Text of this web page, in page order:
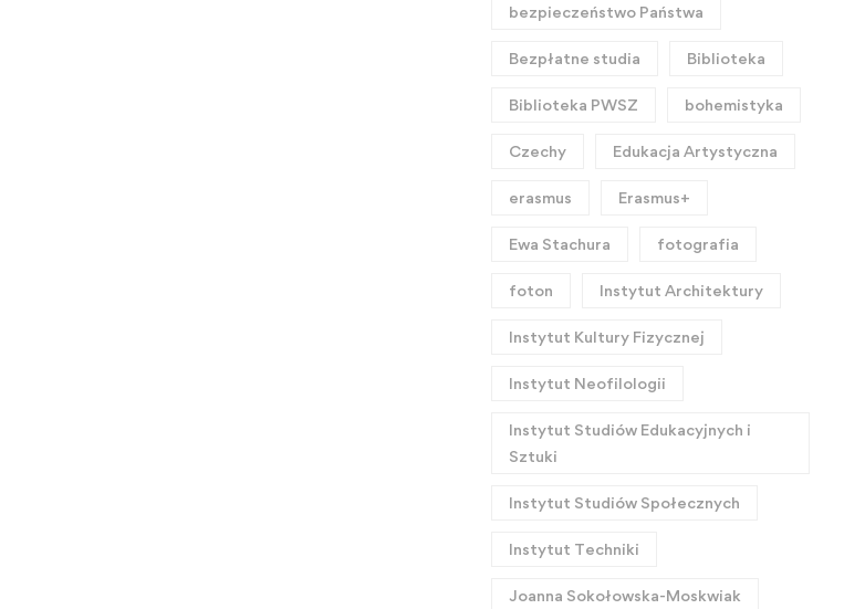
bezpieczeństwo Państwa
Bezpłatne studia Biblioteka
Biblioteka PWSZ bohemistyka
Czechy Edukacja Artystyczna
erasmus Erasmus+
Ewa Stachura fotografia
foton Instytut Architektury
Instytut Kultury Fizycznej
Instytut Neofilologii
Instytut Studiów Edukacyjnych i
Sztuki
Instytut Studiów Społecznych
Instytut Techniki
Joanna Sokołowska-Moskwiak